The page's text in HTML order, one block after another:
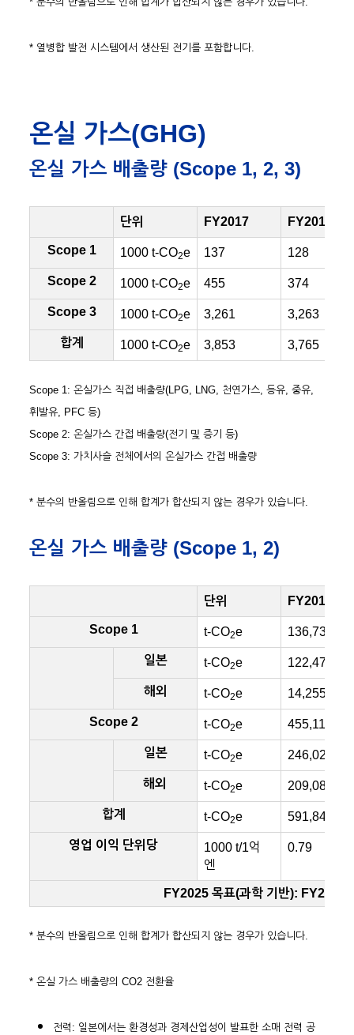
* 열병합 발전 시스템에서 생산된 전기를 포함합니다.
온실 가스(GHG)
온실 가스 배출량 (Scope 1, 2, 3)
단위 FY2017 FY2018
Scope 1 1000 t-CO2e 137 128
Scope 2 1000 t-CO2e 455 374
Scope 3 1000 t-CO2e 3,261 3,263
합계 1000 t-CO2e 3,853 3,765
Scope 1: 온실가스 직접 배출량(LPG, LNG, 천연가스, 등유, 중유,
휘발유, PFC 등)
Scope 2: 온실가스 간접 배출량(전기 및 증기 등)
Scope 3: 가치사슬 전체에서의 온실가스 간접 배출량
* 분수의 반올림으로 인해 합계가 합산되지 않는 경우가 있습니다.
온실 가스 배출량 (Scope 1, 2)
단위 FY2017
Scope 1 t-CO2e 136,734
일본 t-CO2e 122,479
해외 t-CO2e 14,255
Scope 2 t-CO2e 455,110
일본 t-CO2e 246,022
해외 t-CO2e 209,088
합계 t-CO2e 591,844
영업 이익 단위당
1000 t/1억
엔
0.79
FY2025 목표(과학 기반): FY2017
* 분수의 반올림으로 인해 합계가 합산되지 않는 경우가 있습니다.
* 온실 가스 배출량의 CO2 전환율
전력: 일본에서는 환경성과 경제산업성이 발표한 소매 전력 공